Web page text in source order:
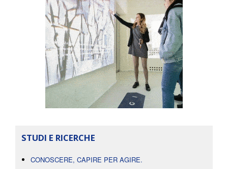
STUDI E RICERCHE
CONOSCERE, CAPIRE PER AGIRE.